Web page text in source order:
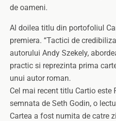
de oameni.
Al doilea titlu din portofoliul
premiera. “Tactici de
autorului Andy Szekely,
practic si reprezinta prima
unui autor roman.
Cel mai recent titlu Cartio este
semnata de Seth Godin, o
Cartea a fost numita de catre